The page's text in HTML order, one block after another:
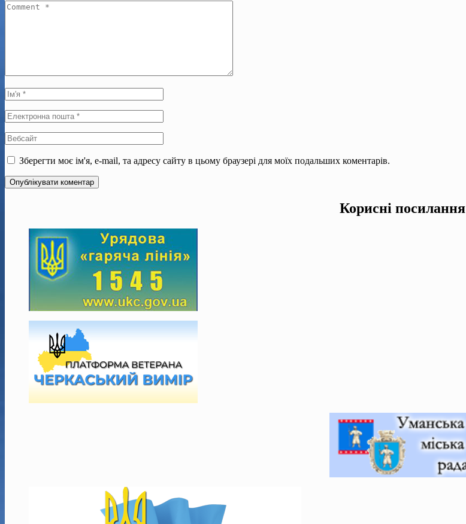
Зберегти моє ім'я, e-mail, та адресу сайту в цьому браузері для моїх подальших коментарів.
Корисні посилання